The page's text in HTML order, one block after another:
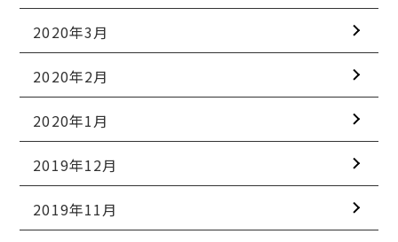
2020年3月
2020年2月
2020年1月
2019年12月
2019年11月